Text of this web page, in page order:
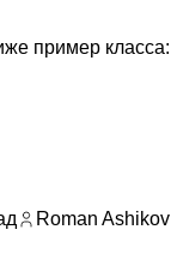
пример класса:
Roman Ashikov